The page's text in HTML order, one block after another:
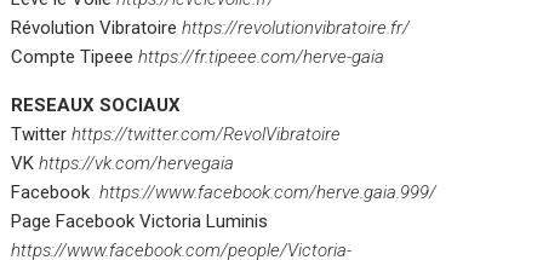
Révolution Vibratoirehttps://revolutionvibratoire.fr/
Compte Tipeeehttps://fr.tipeee.com/herve-gaia
RESEAUX SOCIAUX
Twitterhttps://twitter.com/RevolVibratoire
VKhttps://vk.com/hervegaia
Facebookhttps://www.facebook.com/herve.gaia.999/
Page Facebook Victoria Luminis
https://www.facebook.com/people/Victoria-